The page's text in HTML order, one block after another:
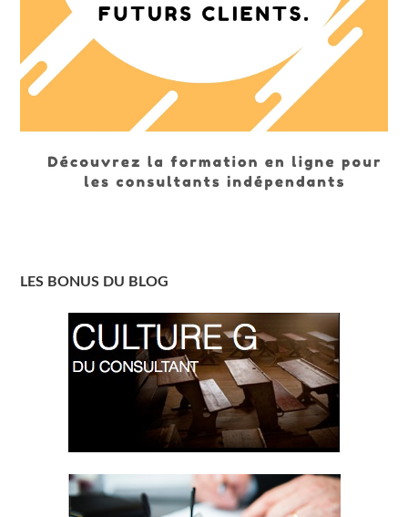
LES BONUS DU BLOG